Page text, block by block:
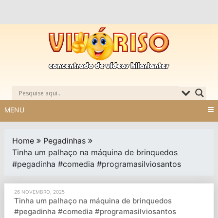
MENU
Home
Pegadinhas
Tinha um palhaço na máquina de brinquedos
#pegadinha #comedia #programasilviosantos
26 NOVEMBRO, 2025
Tinha um palhaço na máquina de brinquedos
#pegadinha #comedia #programasilviosantos